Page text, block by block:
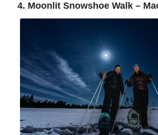
4. Moonlit Snowshoe Walk –